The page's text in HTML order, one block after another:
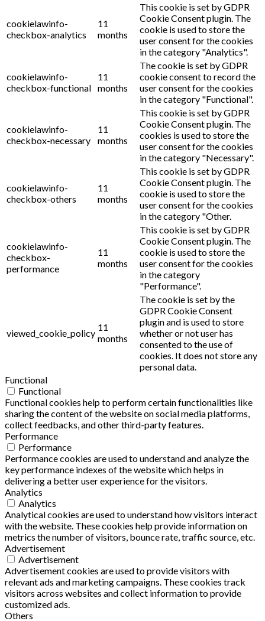
cookielawinfo-
checkbox-analytics
11
months
This cookie is set by GDPR
Cookie Consent plugin. The
cookie is used to store the
user consent for the cookies
in the category "Analytics".
cookielawinfo-
checkbox-functional
11
months
The cookie is set by GDPR
cookie consent to record the
user consent for the cookies
in the category "Functional".
cookielawinfo-
checkbox-necessary
11
months
This cookie is set by GDPR
Cookie Consent plugin. The
cookies is used to store the
user consent for the cookies
in the category "Necessary".
cookielawinfo-
checkbox-others
11
months
This cookie is set by GDPR
Cookie Consent plugin. The
cookie is used to store the
user consent for the cookies
in the category "Other.
cookielawinfo-
checkbox-
performance
11
months
This cookie is set by GDPR
Cookie Consent plugin. The
cookie is used to store the
user consent for the cookies
in the category
"Performance".
viewed_cookie_policy
11
months
The cookie is set by the
GDPR Cookie Consent
plugin and is used to store
whether or not user has
consented to the use of
cookies. It does not store any
personal data.
Functional
Functional
Functional cookies help to perform certain functionalities like
sharing the content of the website on social media platforms,
collect feedbacks, and other third-party features.
Performance
Performance
Performance cookies are used to understand and analyze the
key performance indexes of the website which helps in
delivering a better user experience for the visitors.
Analytics
Analytics
Analytical cookies are used to understand how visitors interact
with the website. These cookies help provide information on
metrics the number of visitors, bounce rate, traffic source, etc.
Advertisement
Advertisement
Advertisement cookies are used to provide visitors with
relevant ads and marketing campaigns. These cookies track
visitors across websites and collect information to provide
customized ads.
Others